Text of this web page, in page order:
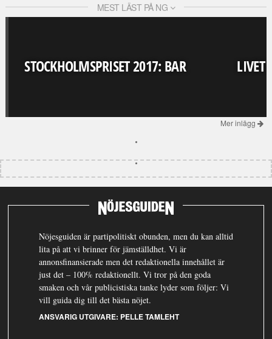
MEST LÄST PÅ NG
STOCKHOLMSPRISET 2017: BAR LIVET
Mer inlägg
Nöjesguiden är partipolitiskt obunden, men du kan alltid
lita på att vi brinner för jämställdhet. Vi är
annonsfinansierade men det redaktionella innehållet är
just det – 100% redaktionellt. Vi tror på den goda
smaken och vår publicistiska tanke lyder som följer: Vi
vill guida dig till det bästa nöjet.
ANSVARIG UTGIVARE: PELLE TAMLEHT